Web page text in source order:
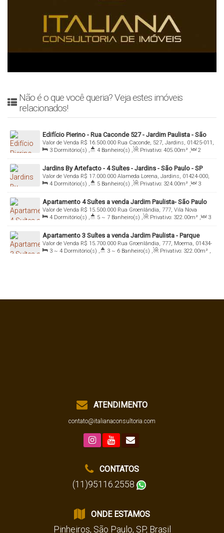
Não é o que você queria? Veja estes imóveis
relacionados!
Edifício Pierino - Rua Caconde 527 - Jardim Paulista - São
Paulo
R$ 16.500.000
Valor de Venda
Rua Caconde, 527, Jardins, 01425-011,
Jardim Paulista , São Paulo, São Paulo, Brasil
3 Dormitório(s) , 4 Banheiro(s) , Privativo: 405.00m² ,
2
Sala(s) , 3 Suíte(s) , Total: 405.00m² , 5 Vaga(s) ,
Útil:
405.00m² , Terreno: 2020.00m²
Jardins By Artefacto - 4 Suítes - Jardins - São Paulo - SP
R$ 17.000.000
Valor de Venda
Alameda Lorena, Jardins, 01424-000,
Jardim Paulista , São Paulo, São Paulo, Brasil
4 Dormitório(s) , 5 Banheiro(s) , Privativo: 324.00m² ,
3
Sala(s) , 4 Suíte(s) , Total: 324.00m² , 4 Vaga(s) ,
Útil:
324.00m²
Apartamento 4 Suítes a venda Jardim Paulista- São Paulo
R$ 15.500.000
Valor de Venda
Rua Groenlândia, 777, Vila Nova
Conceição, 01434-100, Jardim Paulista , São Paulo, São Paulo, Brasil
4 Dormitório(s) , 5 ~ 7 Banheiro(s) , Privativo: 322.00m² ,
3
Sala(s) , 4 Suíte(s) , Total: 322.00m² , 4 Vaga(s) ,
Útil:
322.00m² , Terreno: 2970.00m²
Apartamento 3 Suítes a venda Jardim Paulista - Parque
Ibirapuera - São Paulo - SP
R$ 15.700.000
Valor de Venda
Rua Groenlândia, 777, Moema, 01434-
100, Jardim Paulista , São Paulo, São Paulo, Brasil
3 ~ 4 Dormitório(s) , 3 ~ 6 Banheiro(s) , Privativo: 322.00m² ,
ATENDIMENTO
contato@italianaconsultoria.com
CONTATOS
(11)95116.2558
ONDE ESTAMOS
Pinheiros, São Paulo, SP, Brasil